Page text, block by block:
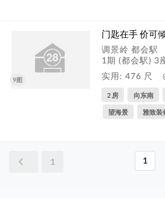
9图
门匙在手 价可
调景岭 都会駅
1期 (都会駅) 3
实用: 476 尺
2 房 向东南
望海景 雅致装
1 1